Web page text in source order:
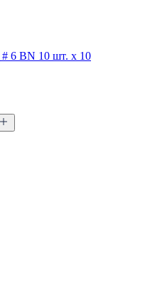
6 BN 10 шт. х 10